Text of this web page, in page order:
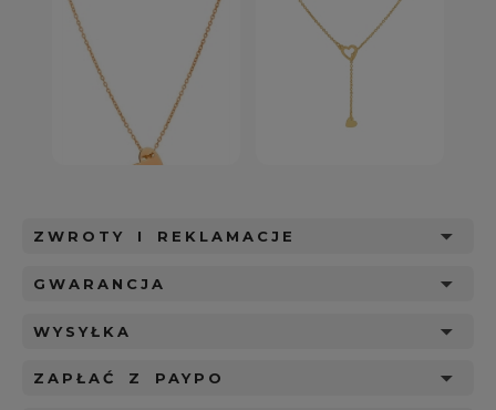
ZWROTY I REKLAMACJE
GWARANCJA
WYSYŁKA
ZAPŁAĆ Z PAYPO